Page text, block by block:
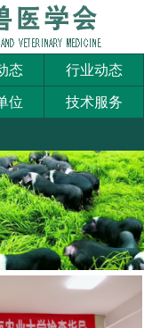
态 行业动态
位 技术服务